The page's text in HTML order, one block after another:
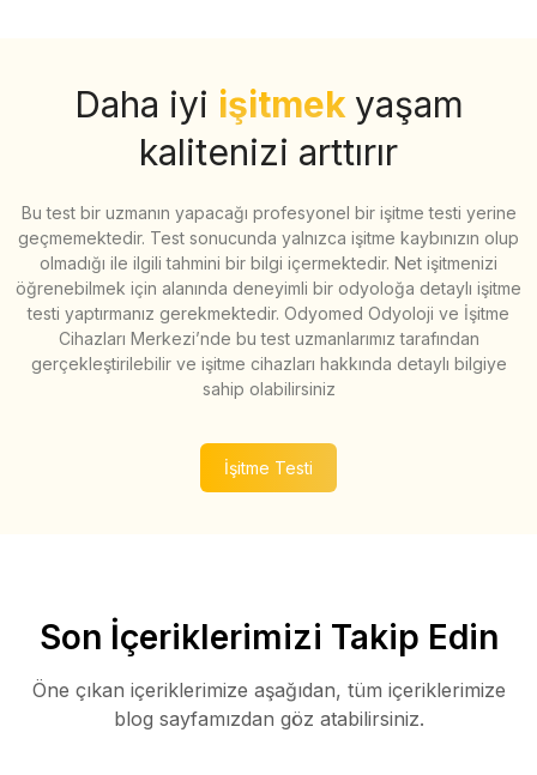
Daha iyi işitmek yaşam
kalitenizi arttırır
Bu test bir uzmanın yapacağı profesyonel bir işitme testi yerine
geçmemektedir. Test sonucunda yalnızca işitme kaybınızın olup
olmadığı ile ilgili tahmini bir bilgi içermektedir. Net işitmenizi
öğrenebilmek için alanında deneyimli bir odyoloğa detaylı işitme
testi yaptırmanız gerekmektedir. Odyomed Odyoloji ve İşitme
Cihazları Merkezi’nde bu test uzmanlarımız tarafından
gerçekleştirilebilir ve işitme cihazları hakkında detaylı bilgiye
sahip olabilirsiniz
İşitme Testi
Son İçeriklerimizi Takip Edin
Öne çıkan içeriklerimize aşağıdan, tüm içeriklerimize
blog sayfamızdan göz atabilirsiniz.